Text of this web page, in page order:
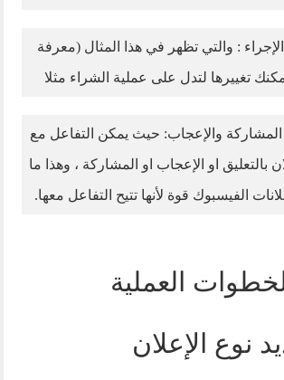
الإجراء : والتي تظهر في هذا المثال (معرفة
تغييرها لتدل على عملية الشراء مثلا
والإعجاب: حيث يمكن التفاعل مع
بالتعليق او الإعجاب او المشاركة ، وهذا ما
الفيسبوك قوة لأنها تتيح التفاعل معها.
العملية
نوع الإعلان